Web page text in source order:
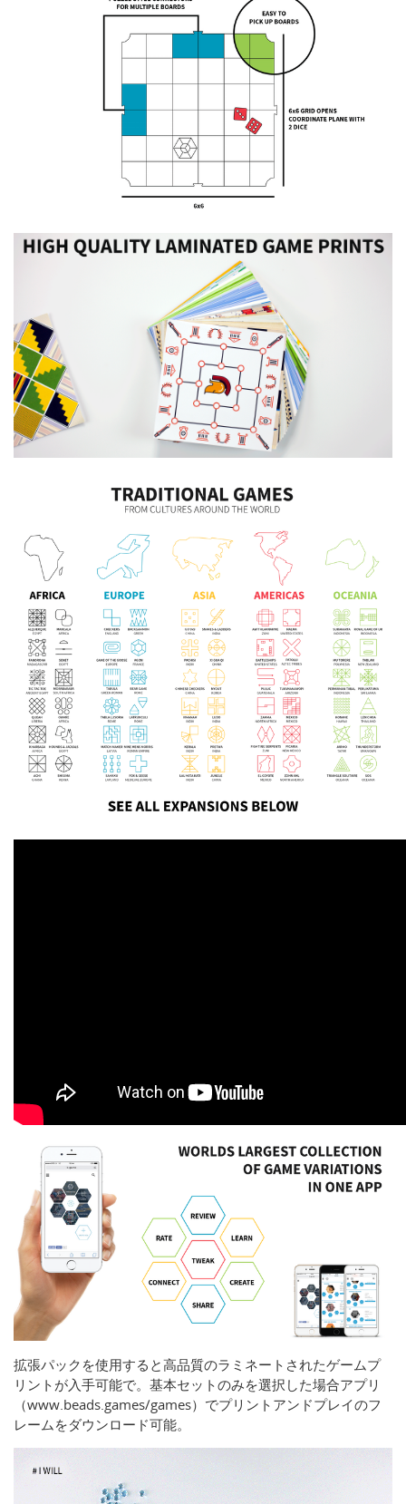
拡張パックを使用すると高品質のラミネートされたゲームプ
リントが入手可能で。基本セットのみを選択した場合アプリ
（www.beads.games/games）でプリントアンドプレイのフ
レームをダウンロード可能。